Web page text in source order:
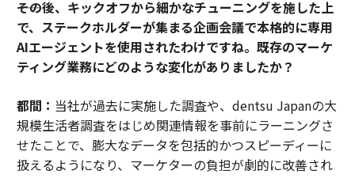
――その後、キックオフから細かなチューニングを施した上
で、ステークホルダーが集まる企画会議で本格的に専用
AIエージェントを使用されたわけですね。既存のマーケ
ティング業務にどのような変化がありましたか？
都間： 当社が過去に実施した調査や、dentsu Japanの大
規模生活者調査をはじめ関連情報を事前にラーニングさ
せたことで、膨大なデータを包括的かつスピーディーに
扱えるようになり、マーケターの負担が劇的に改善され